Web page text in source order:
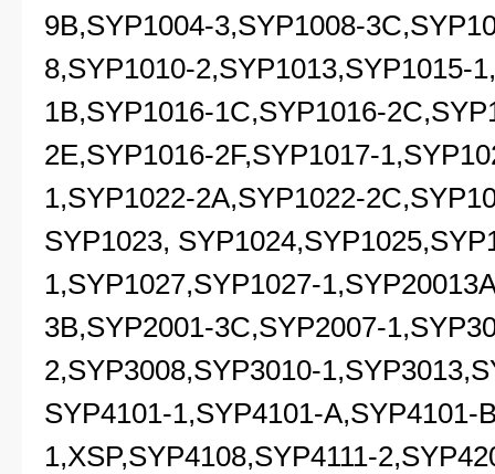
9B,SYP1004-3,SYP1008-
8,SYP1010-2,SYP1013,SYP1015-
1B,SYP1016-1C,SYP1016-
2E,SYP1016-2F,SYP1017-
1,SYP1022-2A,SYP1022-
SYP1023,
1,SYP1027,SYP1027-
3B,SYP2001-3C,SYP2007-
2,SYP3008,SYP3010-
SYP4101-1,SYP4101-A,SYP4101-
1,XSP,SYP4108,SYP4111-